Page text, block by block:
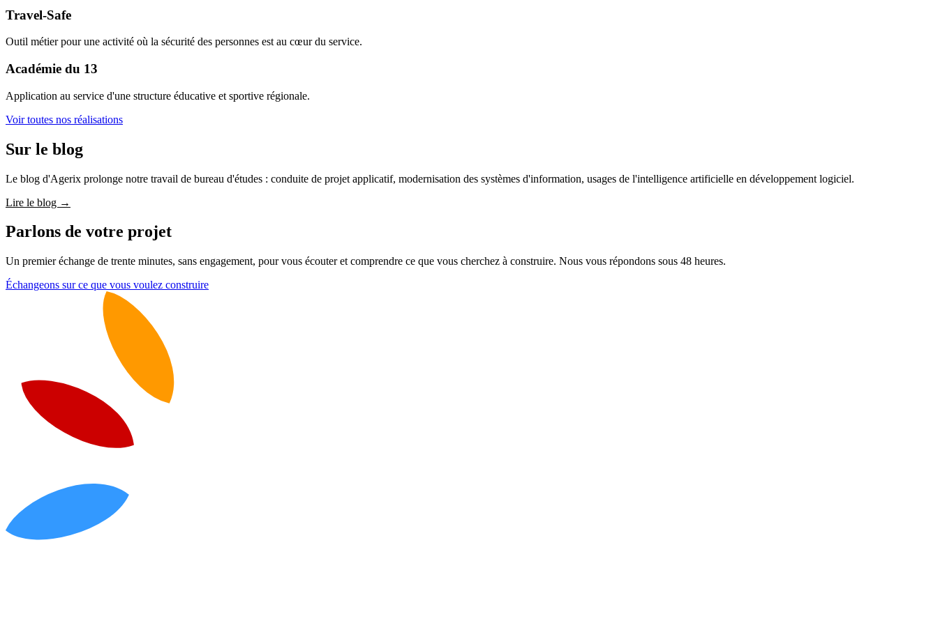
Travel-Safe
Outil métier pour une activité où la sécurité des personnes est au cœur du service.
Académie du 13
Application au service d'une structure éducative et sportive régionale.
Voir toutes nos réalisations
Sur le blog
Le blog d'Agerix prolonge notre travail de bureau d'études : conduite de projet applicatif, modernisation des systèmes d'information, usages de l'intelligence artificielle en développement logiciel.
Lire le blog →
Parlons de votre projet
Un premier échange de trente minutes, sans engagement, pour vous écouter et comprendre ce que vous cherchez à construire. Nous vous répondons sous 48 heures.
Échangeons sur ce que vous voulez construire